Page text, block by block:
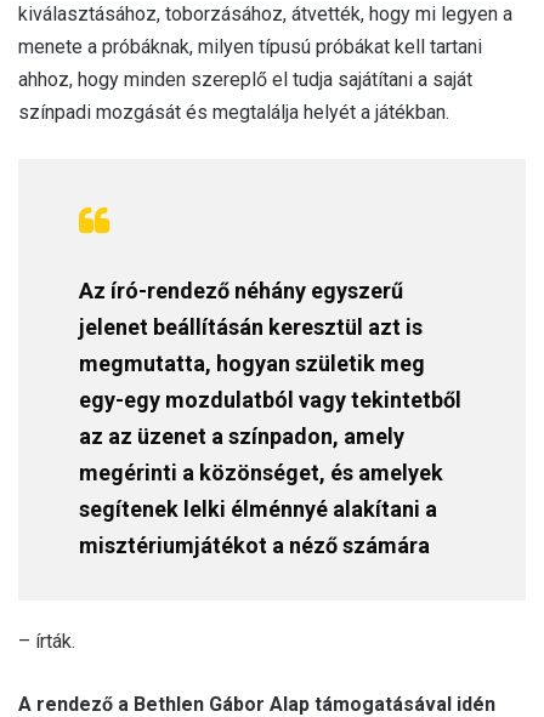
kiválasztásához, toborzásához, átvették, hogy mi legyen a
menete a próbáknak, milyen típusú próbákat kell tartani
ahhoz, hogy minden szereplő el tudja sajátítani a saját
színpadi mozgását és megtalálja helyét a játékban.
Az író-rendező néhány egyszerű
jelenet beállításán keresztül azt is
megmutatta, hogyan születik meg
egy-egy mozdulatból vagy tekintetből
az az üzenet a színpadon, amely
megérinti a közönséget, és amelyek
segítenek lelki élménnyé alakítani a
misztériumjátékot a néző számára
– írták.
A rendező a Bethlen Gábor Alap támogatásával idén